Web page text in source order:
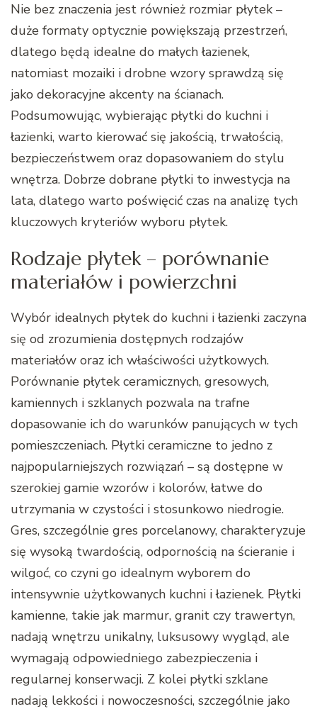
Nie bez znaczenia jest również rozmiar płytek –
duże formaty optycznie powiększają przestrzeń,
dlatego będą idealne do małych łazienek,
natomiast mozaiki i drobne wzory sprawdzą się
jako dekoracyjne akcenty na ścianach.
Podsumowując, wybierając płytki do kuchni i
łazienki, warto kierować się jakością, trwałością,
bezpieczeństwem oraz dopasowaniem do stylu
wnętrza. Dobrze dobrane płytki to inwestycja na
lata, dlatego warto poświęcić czas na analizę tych
kluczowych kryteriów wyboru płytek.
Rodzaje płytek – porównanie
materiałów i powierzchni
Wybór idealnych płytek do kuchni i łazienki zaczyna
się od zrozumienia dostępnych rodzajów
materiałów oraz ich właściwości użytkowych.
Porównanie płytek ceramicznych, gresowych,
kamiennych i szklanych pozwala na trafne
dopasowanie ich do warunków panujących w tych
pomieszczeniach. Płytki ceramiczne to jedno z
najpopularniejszych rozwiązań – są dostępne w
szerokiej gamie wzorów i kolorów, łatwe do
utrzymania w czystości i stosunkowo niedrogie.
Gres, szczególnie gres porcelanowy, charakteryzuje
się wysoką twardością, odpornością na ścieranie i
wilgoć, co czyni go idealnym wyborem do
intensywnie użytkowanych kuchni i łazienek. Płytki
kamienne, takie jak marmur, granit czy trawertyn,
nadają wnętrzu unikalny, luksusowy wygląd, ale
wymagają odpowiedniego zabezpieczenia i
regularnej konserwacji. Z kolei płytki szklane
nadają lekkości i nowoczesności, szczególnie jako